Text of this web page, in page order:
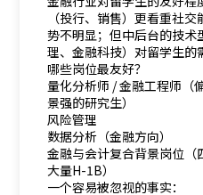
（投行、销售）更看重社
势不明显；但中后台的技术
理、金融科技）对留学生的
哪些岗位最友好？
量化分析师 / 金融工程师（
景强的研究生）
风险管理
数据分析（金融方向）
金融与会计复合背景岗位（
大量H-1B）
一个容易被忽视的事实：